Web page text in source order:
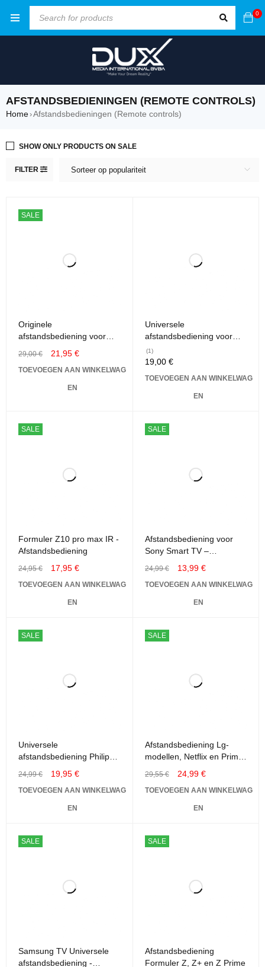
0
AFSTANDSBEDIENINGEN (REMOTE CONTROLS)
Home›Afstandsbedieningen (Remote controls)
FILTER Sorteer op populariteit
SHOW ONLY PRODUCTS ON SALE
SALE
Originele
afstandsbediening voor
29,00€ 21,95 €
TOEVOEGEN AAN WINKELWAG
EN
Universele
afstandsbediening voor
alle LG Smart TV/Netflix/
Amazon/ Disney /Smart
Control + 4 batterijen
(1)
19,00 €
TOEVOEGEN AAN WINKELWAG
EN
SALE
Formuler Z10 pro max IR -
Afstandsbediening
24,95€ 17,95 €
TOEVOEGEN AAN WINKELWAG
EN
SALE
Afstandsbediening voor
Sony Smart TV –
24,99€ 13,99 €
TOEVOEGEN AAN WINKELWAG
EN
SALE
Universele
afstandsbediening Philips
Philips televisies
Afstandsbediening LCD /
LED / SMART televisie's [
24,99€ 19,95 €
TOEVOEGEN AAN WINKELWAG
EN
SALE
Afstandsbediening Lg-
modellen, Netflix en Prime
mr20ga Akb75855501
voor Lg TVS Voice
29,55€ 24,99 €
TOEVOEGEN AAN WINKELWAG
EN
SALE
Samsung TV Universele
afstandsbediening -
SALE
Afstandsbediening
Formuler Z, Z+ en Z Prime